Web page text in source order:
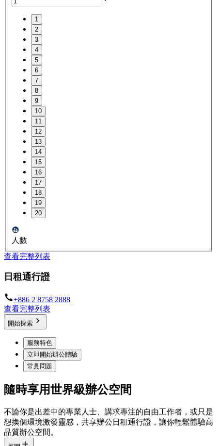
1
2
3
4
5
6
7
8
9
10
11
12
13
14
15
16
17
18
19
20
人數
查看完整列表
日租通行證
+886 2 8758 2888
查看完整列表
開始探索
服務特色
立即開始辦公體驗
常見問題
隨時享用世界級辦公空間
不論你是出差中的專業人士、講求專注的自由工作者，或只是
想換個環境激發靈感，共享辦公日租通行證，讓你輕鬆體驗高
品質辦公空間。